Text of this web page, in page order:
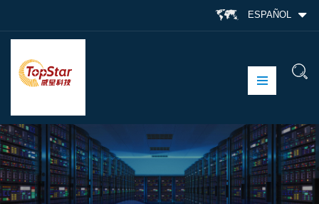
ESPAÑOL